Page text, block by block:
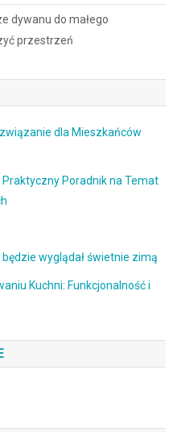
dywanu do małego
przestrzeń
dla Mieszkańców
Poradnik na Temat
wyglądał świetnie zimą
Kuchni: Funkcjonalność i